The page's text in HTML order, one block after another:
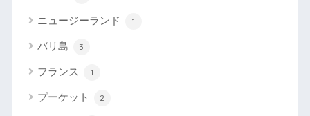
ニュージーランド 1
バリ島 3
フランス 1
プーケット 2